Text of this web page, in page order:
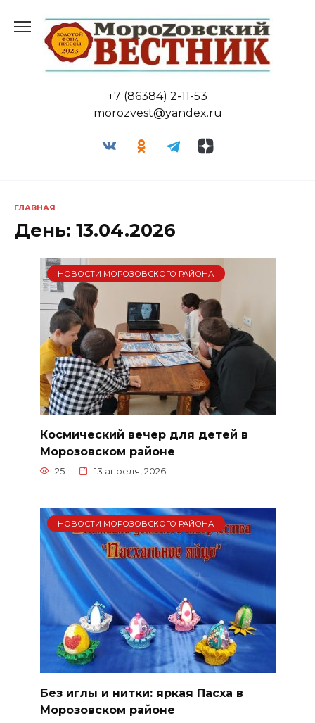
содержанию
+7 (86384) 2-11-53
morozvest@yandex.ru
ГЛАВНАЯ
День: 13.04.2026
НОВОСТИ МОРОЗОВСКОГО РАЙОНА
Космический вечер для детей в
Морозовском районе
25 13 апреля, 2026
НОВОСТИ МОРОЗОВСКОГО РАЙОНА
Без иглы и нитки: яркая Пасха в
Морозовском районе